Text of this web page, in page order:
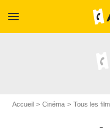
menu
Accueil Cinéma Tous les